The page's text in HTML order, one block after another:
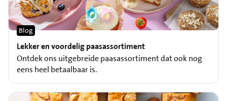
Lekker en voordelig paasassortiment
Blog
Ontdek ons uitgebreide paasassortiment dat ook nog
eens heel betaalbaar is.